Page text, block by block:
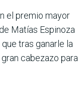
el premio mayor
Matías Espi­noza
tras ganarle la
cabe­zazo para